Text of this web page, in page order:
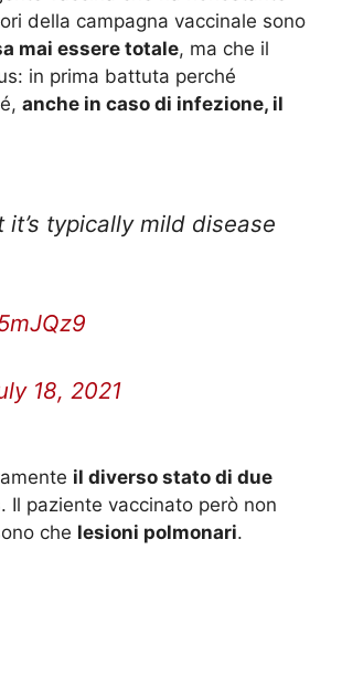
della campagna vaccinale sono
mai essere totale, ma che il
in prima battuta perché
anche in caso di infezione, il
typically mild disease
18, 2021
il diverso stato di due
. Il paziente vaccinato però non
che lesioni polmonari